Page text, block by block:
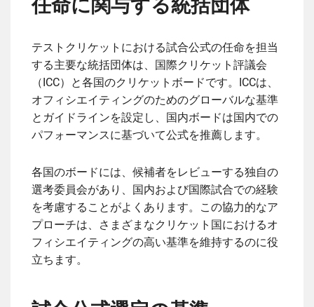
任命に関与する統括団体
テストクリケットにおける試合公式の任命を担当
する主要な統括団体は、国際クリケット評議会
（ICC）と各国のクリケットボードです。ICCは、
オフィシエイティングのためのグローバルな基準
とガイドラインを設定し、国内ボードは国内での
パフォーマンスに基づいて公式を推薦します。
各国のボードには、候補者をレビューする独自の
選考委員会があり、国内および国際試合での経験
を考慮することがよくあります。この協力的なア
プローチは、さまざまなクリケット国におけるオ
フィシエイティングの高い基準を維持するのに役
立ちます。